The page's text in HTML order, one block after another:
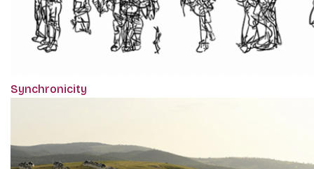
Synchronicity